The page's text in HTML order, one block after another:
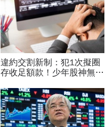
違約交割新制：犯1次擬圈
存收足額款！少年股神無本
違約交割後果「想貸款都
難」